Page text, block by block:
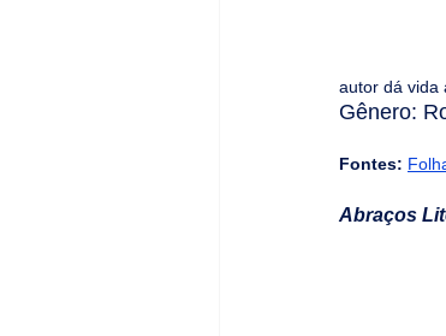
autor dá vida
Gênero:
Fontes:
Abraços